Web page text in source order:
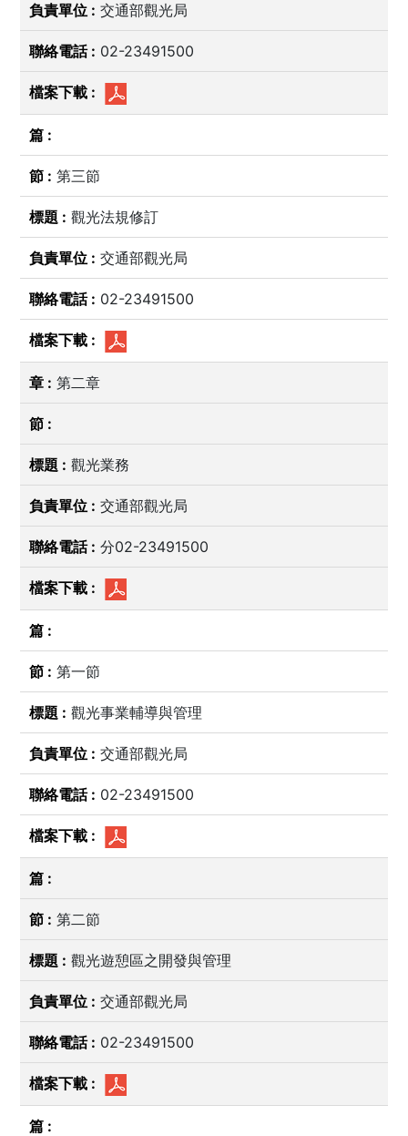
交通部觀光局
02-23491500
第三節
觀光法規修訂
交通部觀光局
02-23491500
第二章
觀光業務
交通部觀光局
分02-23491500
第一節
觀光事業輔導與管理
交通部觀光局
02-23491500
第二節
觀光遊憩區之開發與管理
交通部觀光局
02-23491500